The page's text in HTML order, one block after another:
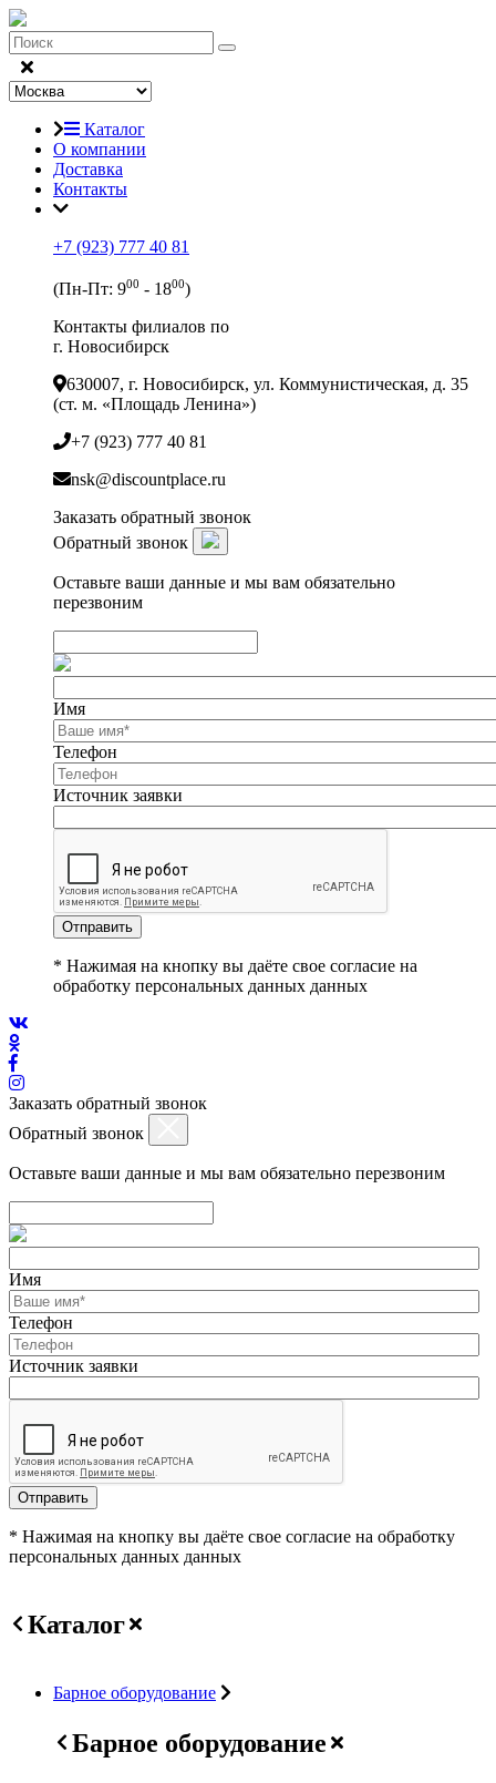
Каталог
О компании
Доставка
Контакты
+7 (923) 777 40 81
(Пн-Пт: 900 - 1800)
Контакты филиалов по
г. Новосибирск
630007, г. Новосибирск, ул. Коммунистическая, д. 35
(ст. м. «Площадь Ленина»)
+7 (923) 777 40 81
nsk@discountplace.ru
Заказать обратный звонок
Обратный звонок
Оставьте ваши данные и мы вам обязательно
перезвоним
Имя
Телефон
Источник заявки
Отправить
* Нажимая на кнопку вы даёте свое согласие на
обработку персональных данных данных
Заказать обратный звонок
Обратный звонок
Оставьте ваши данные и мы вам обязательно перезвоним
Имя
Телефон
Источник заявки
Отправить
* Нажимая на кнопку вы даёте свое согласие на обработку
персональных данных данных
Каталог
Барное оборудование
Барное оборудование